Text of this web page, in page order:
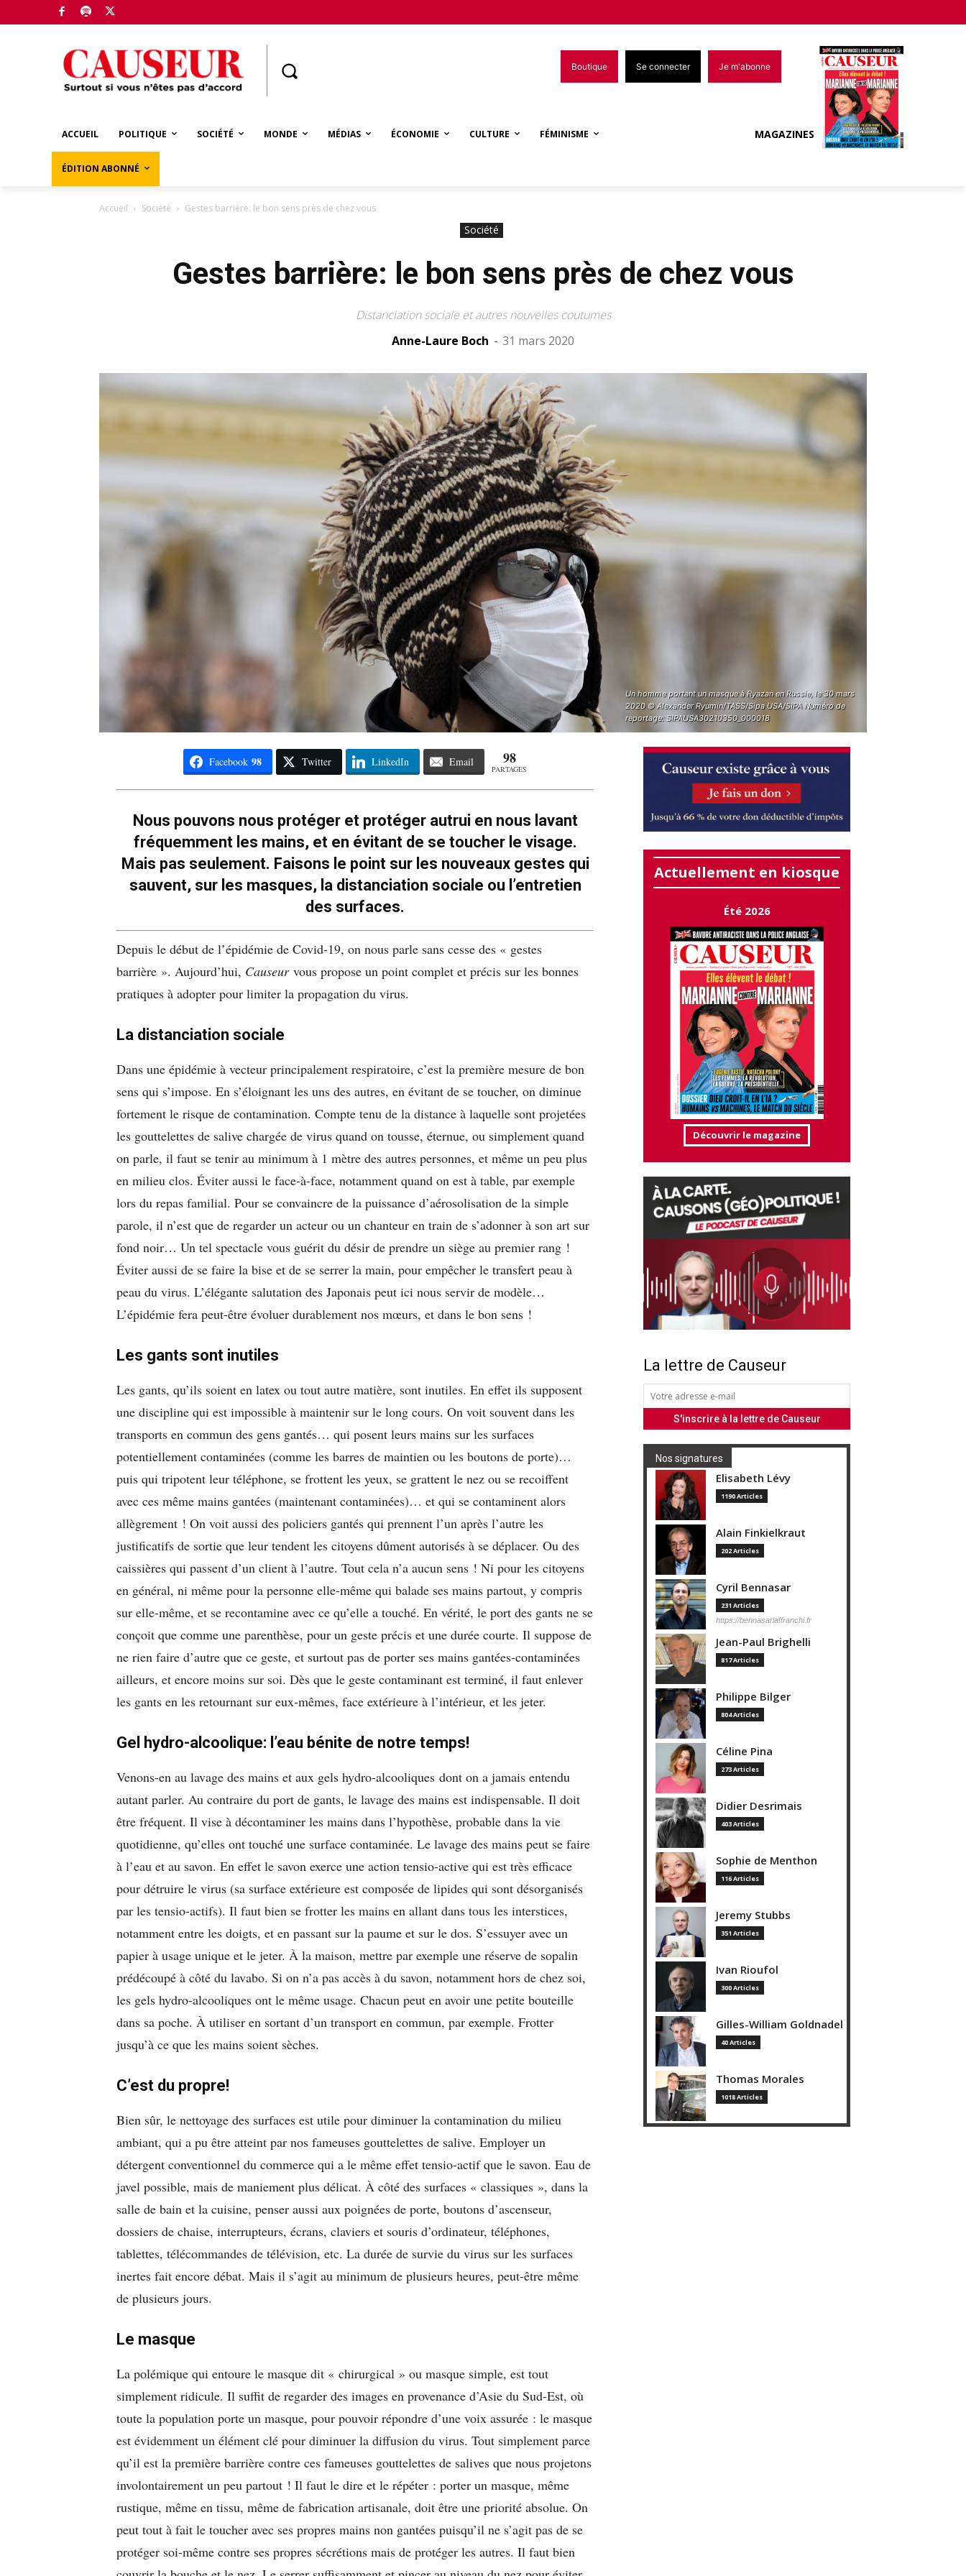
Boutique Se connecter Je m'abonne
ACCUEIL POLITIQUE SOCIÉTÉ MONDE MÉDIAS ÉCONOMIE CULTURE FÉMINISME
ÉDITION ABONNÉ
MAGAZINES
Accueil Société Gestes barrière: le bon sens près de chez vous
Société
Gestes barrière: le bon sens près de chez vous
Distanciation sociale et autres nouvelles coutumes
Anne-Laure Boch - 31 mars 2020
Un homme portant un masque à Ryazan en Russie, le 30 mars
2020 © Alexander Ryumin/TASS/Sipa USA/SIPA Numéro de
reportage: SIPAUSA30210350_000018
Facebook 98 Twitter LinkedIn Email 98
PARTAGES
Nous pouvons nous protéger et protéger autrui en nous lavant
fréquemment les mains, et en évitant de se toucher le visage.
Mais pas seulement. Faisons le point sur les nouveaux gestes qui
sauvent, sur les masques, la distanciation sociale ou l’entretien
des surfaces.
Depuis le début de l’épidémie de Covid-19, on nous parle sans cesse des « gestes
barrière ». Aujourd’hui, Causeurvous propose un point complet et précis sur les bonnes
pratiques à adopter pour limiter la propagation du virus.
La distanciation sociale
Dans une épidémie à vecteur principalement respiratoire, c’est la première mesure de bon
sens qui s’impose. En s’éloignant les uns des autres, en évitant de se toucher, on diminue
fortement le risque de contamination. Compte tenu de la distance à laquelle sont projetées
les gouttelettes de salive chargée de virus quand on tousse, éternue, ou simplement quand
on parle, il faut se tenir au minimum à 1 mètre des autres personnes, et même un peu plus
en milieu clos. Éviter aussi le face-à-face, notamment quand on est à table, par exemple
lors du repas familial. Pour se convaincre de la puissance d’aérosolisation de la simple
parole, il n’est que de regarder un acteur ou un chanteur en train de s’adonner à son art sur
fond noir… Un tel spectacle vous guérit du désir de prendre un siège au premier rang !
Éviter aussi de se faire la bise et de se serrer la main, pour empêcher le transfert peau à
peau du virus. L’élégante salutation des Japonais peut ici nous servir de modèle…
L’épidémie fera peut-être évoluer durablement nos mœurs, et dans le bon sens !
Les gants sont inutiles
Les gants, qu’ils soient en latex ou tout autre matière, sont inutiles. En effet ils supposent
une discipline qui est impossible à maintenir sur le long cours. On voit souvent dans les
transports en commun des gens gantés… qui posent leurs mains sur les surfaces
potentiellement contaminées (comme les barres de maintien ou les boutons de porte)…
puis qui tripotent leur téléphone, se frottent les yeux, se grattent le nez ou se recoiffent
avec ces même mains gantées (maintenant contaminées)… et qui se contaminent alors
allègrement ! On voit aussi des policiers gantés qui prennent l’un après l’autre les
justificatifs de sortie que leur tendent les citoyens dûment autorisés à se déplacer. Ou des
caissières qui passent d’un client à l’autre. Tout cela n’a aucun sens ! Ni pour les citoyens
en général, ni même pour la personne elle-même qui balade ses mains partout, y compris
sur elle-même, et se recontamine avec ce qu’elle a touché. En vérité, le port des gants ne se
conçoit que comme une parenthèse, pour un geste précis et une durée courte. Il suppose de
ne rien faire d’autre que ce geste, et surtout pas de porter ses mains gantées-contaminées
ailleurs, et encore moins sur soi. Dès que le geste contaminant est terminé, il faut enlever
les gants en les retournant sur eux-mêmes, face extérieure à l’intérieur, et les jeter.
Gel hydro-alcoolique: l’eau bénite de notre temps!
Venons-en au lavage des mains et aux gels hydro-alcooliques dont on a jamais entendu
autant parler. Au contraire du port de gants, le lavage des mains est indispensable. Il doit
être fréquent. Il vise à décontaminer les mains dans l’hypothèse, probable dans la vie
quotidienne, qu’elles ont touché une surface contaminée. Le lavage des mains peut se faire
à l’eau et au savon. En effet le savon exerce une action tensio-active qui est très efficace
pour détruire le virus (sa surface extérieure est composée de lipides qui sont désorganisés
par les tensio-actifs). Il faut bien se frotter les mains en allant dans tous les interstices,
notamment entre les doigts, et en passant sur la paume et sur le dos. S’essuyer avec un
papier à usage unique et le jeter. À la maison, mettre par exemple une réserve de sopalin
prédécoupé à côté du lavabo. Si on n’a pas accès à du savon, notamment hors de chez soi,
les gels hydro-alcooliques ont le même usage. Chacun peut en avoir une petite bouteille
dans sa poche. À utiliser en sortant d’un transport en commun, par exemple. Frotter
jusqu’à ce que les mains soient sèches.
C’est du propre!
Bien sûr, le nettoyage des surfaces est utile pour diminuer la contamination du milieu
ambiant, qui a pu être atteint par nos fameuses gouttelettes de salive. Employer un
détergent conventionnel du commerce qui a le même effet tensio-actif que le savon. Eau de
javel possible, mais de maniement plus délicat. À côté des surfaces « classiques », dans la
salle de bain et la cuisine, penser aussi aux poignées de porte, boutons d’ascenseur,
dossiers de chaise, interrupteurs, écrans, claviers et souris d’ordinateur, téléphones,
tablettes, télécommandes de télévision, etc. La durée de survie du virus sur les surfaces
inertes fait encore débat. Mais il s’agit au minimum de plusieurs heures, peut-être même
de plusieurs jours.
Le masque
La polémique qui entoure le masque dit « chirurgical » ou masque simple, est tout
simplement ridicule. Il suffit de regarder des images en provenance d’Asie du Sud-Est, où
toute la population porte un masque, pour pouvoir répondre d’une voix assurée : le masque
est évidemment un élément clé pour diminuer la diffusion du virus. Tout simplement parce
qu’il est la première barrière contre ces fameuses gouttelettes de salives que nous projetons
involontairement un peu partout ! Il faut le dire et le répéter : porter un masque, même
rustique, même en tissu, même de fabrication artisanale, doit être une priorité absolue. On
peut tout à fait le toucher avec ses propres mains non gantées puisqu’il ne s’agit pas de se
protéger soi-même contre ses propres sécrétions mais de protéger les autres. Il faut bien
Actuellement en kiosque
Été 2026
Découvrir le magazine
La lettre de Causeur
Nos signatures
Elisabeth Lévy
1190 Articles
Alain Finkielkraut
202 Articles
Cyril Bennasar
231 Articles
https://bennasarlaffranchi.fr
Jean-Paul Brighelli
817 Articles
Philippe Bilger
804 Articles
Céline Pina
273 Articles
Didier Desrimais
403 Articles
Sophie de Menthon
116 Articles
Jeremy Stubbs
351 Articles
Ivan Rioufol
300 Articles
Gilles-William Goldnadel
40 Articles
Thomas Morales
1018 Articles